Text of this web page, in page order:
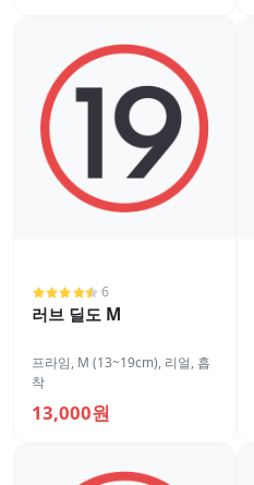
6
러브 딜도 M
프라임, M (13~19cm), 리얼, 흡
착
13,000원